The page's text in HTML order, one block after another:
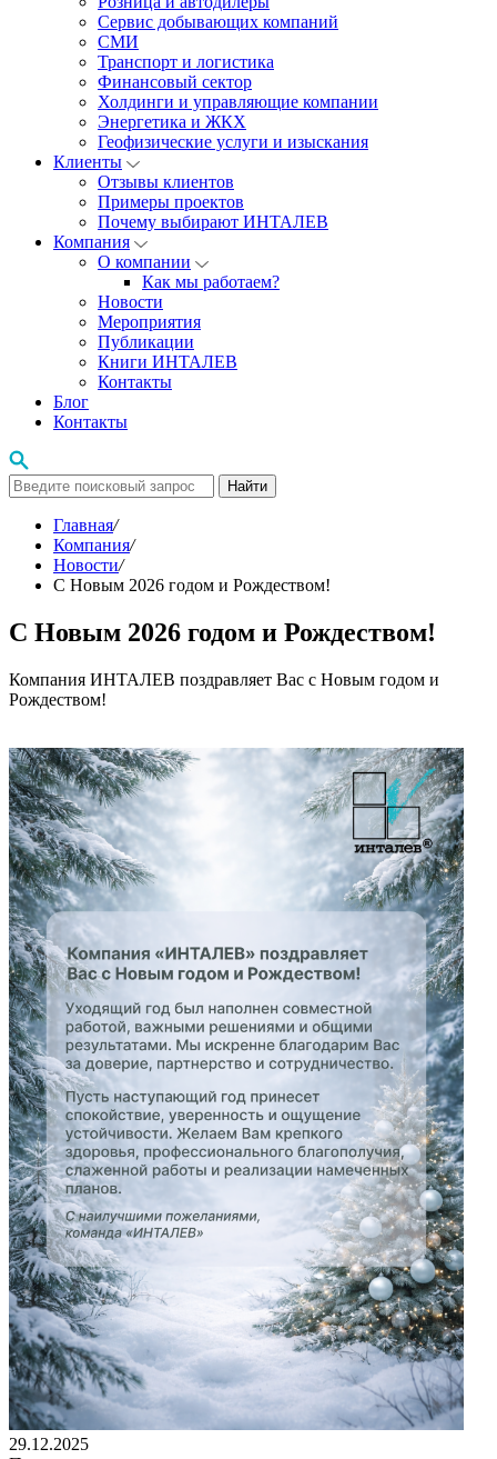
Сервис добывающих компаний
СМИ
Транспорт и логистика
Финансовый сектор
Холдинги и управляющие компании
Энергетика и ЖКХ
Геофизические услуги и изыскания
Клиенты
Отзывы клиентов
Примеры проектов
Почему выбирают ИНТАЛЕВ
Компания
О компании
Как мы работаем?
Новости
Мероприятия
Публикации
Книги ИНТАЛЕВ
Контакты
Блог
Контакты
Найти
Главная/
Компания/
Новости/
С Новым 2026 годом и Рождеством!
С Новым 2026 годом и Рождеством!
Компания ИНТАЛЕВ поздравляет Вас с Новым годом и
Рождеством!
29.12.2025